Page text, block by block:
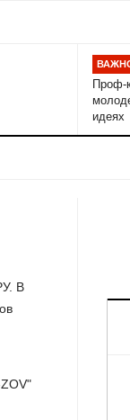
Проф-
идеях
В